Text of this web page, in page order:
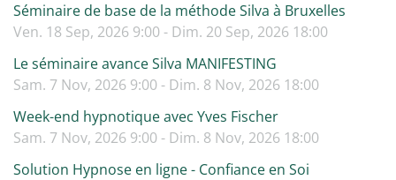
Séminaire de base de la méthode Silva à Bruxelles
Ven. 18 Sep, 2026 9:00 - Dim. 20 Sep, 2026 18:00
Le séminaire avance Silva MANIFESTING
Sam. 7 Nov, 2026 9:00 - Dim. 8 Nov, 2026 18:00
Week-end hypnotique avec Yves Fischer
Sam. 7 Nov, 2026 9:00 - Dim. 8 Nov, 2026 18:00
Solution Hypnose en ligne - Confiance en Soi